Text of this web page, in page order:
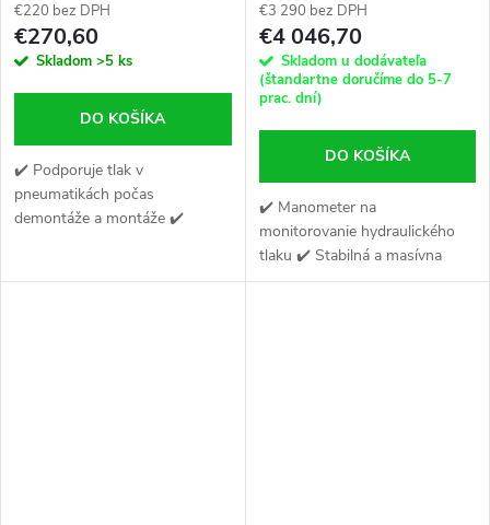
€220 bez DPH
€270,60
Skladom >5 ks
DO KOŠÍKA
✔️ Podporuje tlak v
pneumatikách počas
demontáže a montáže ✔️
€3 290 bez DPH
€4 046,70
Skladom u dodávateľa
(štandartne doručíme do 5-7
prac. dní)
DO KOŠÍKA
✔️ Manometer na
monitorovanie hydraulického
tlaku ✔️ Stabilná a masívna
konštrukcia ✔️ Riadiace napätie